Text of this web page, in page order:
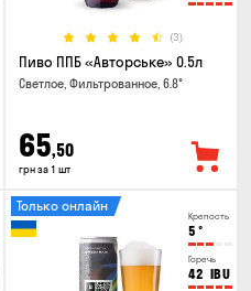
(3)
Пиво ППБ «Авторське» 0.5л
Светлое, Фильтрованное, 6.8°
65,50
грн за 1 шт
Крепость
5 °
Горечь
42 IBU
Только онлайн